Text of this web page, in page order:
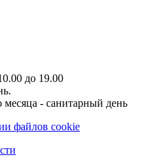
до 19.00
- санитарный день
файлов cookie